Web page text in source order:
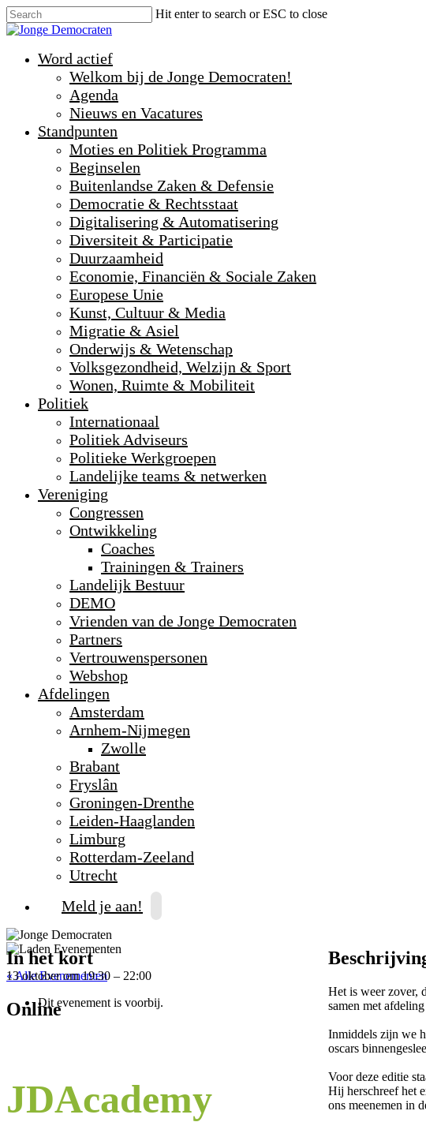
Hit enter to search or ESC to close
Word actief
Welkom bij de Jonge Democraten!
Agenda
Nieuws en Vacatures
Standpunten
Moties en Politiek Programma
Beginselen
Buitenlandse Zaken & Defensie
Democratie & Rechtsstaat
Digitalisering & Automatisering
Diversiteit & Participatie
Duurzaamheid
Economie, Financiën & Sociale Zaken
Europese Unie
Kunst, Cultuur & Media
Migratie & Asiel
Onderwijs & Wetenschap
Volksgezondheid, Welzijn & Sport
Wonen, Ruimte & Mobiliteit
Politiek
Internationaal
Politiek Adviseurs
Politieke Werkgroepen
Landelijke teams & netwerken
Vereniging
Congressen
Ontwikkeling
Coaches
Trainingen & Trainers
Landelijk Bestuur
DEMO
Vrienden van de Jonge Democraten
Partners
Vertrouwenspersonen
Webshop
Afdelingen
Amsterdam
Arnhem-Nijmegen
Zwolle
Brabant
Fryslân
Groningen-Drenthe
Leiden-Haaglanden
Limburg
Rotterdam-Zeeland
Utrecht
Meld je aan!
« Alle Evenementen
Dit evenement is voorbij.
JDAcademy
In het kort
13 oktoberom19:30 – 22:00
Online
Het is weer zover,
samen met
Inmiddels zijn we
oscars
Voor deze editie
Hij herschreef het
ons meenemen in